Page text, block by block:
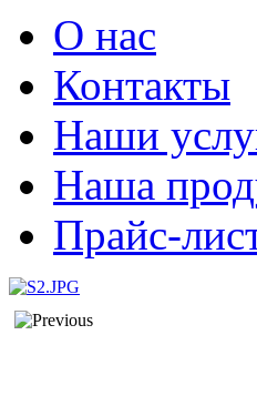
О нас
Контакты
Наши
Наша
Прайс-